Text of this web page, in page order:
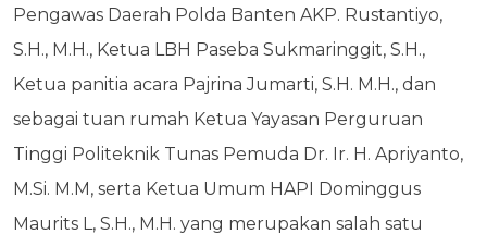
Pengawas Daerah Polda Banten AKP. Rustantiyo,
S.H., M.H., Ketua LBH Paseba Sukmaringgit, S.H.,
Ketua panitia acara Pajrina Jumarti, S.H. M.H., dan
sebagai tuan rumah Ketua Yayasan Perguruan
Tinggi Politeknik Tunas Pemuda Dr. Ir. H. Apriyanto,
M.Si. M.M, serta Ketua Umum HAPI Dominggus
Maurits L, S.H., M.H. yang merupakan salah satu